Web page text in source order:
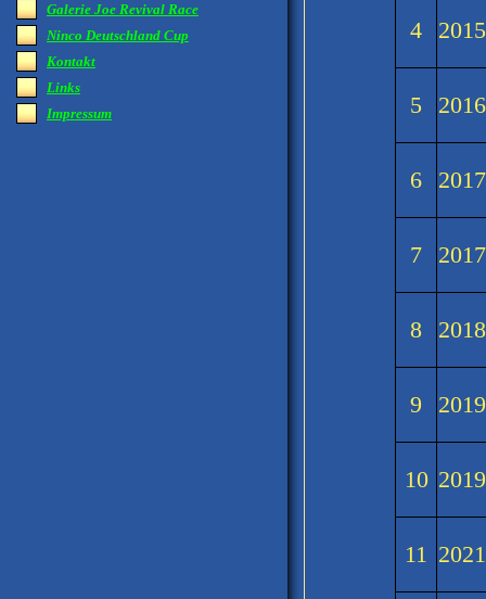
Galerie Joe Revival Race
Ninco Deutschland Cup
Kontakt
Links
Impressum
4 2015
5 2016
6 2017
7 2017
8 2018
9 2019
10 2019
11 2021